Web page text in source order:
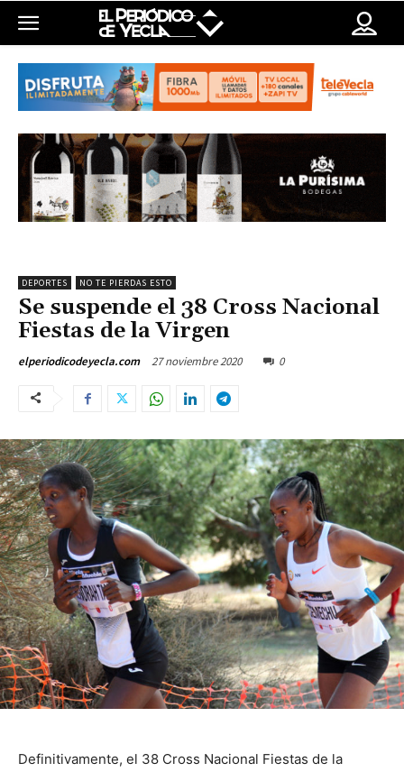
DEPORTES NO TE PIERDAS ESTO
Se suspende el 38 Cross Nacional
Fiestas de la Virgen
elperiodicodeyecla.com 27 noviembre 2020 0
Definitivamente, el 38 Cross Nacional Fiestas de la